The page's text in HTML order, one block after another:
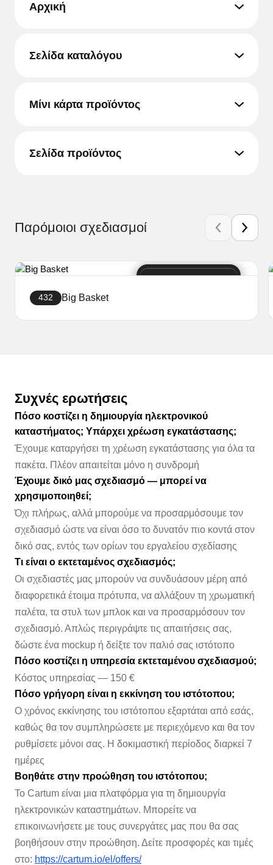
Αρχική
Σελίδα καταλόγου
Μίνι κάρτα προϊόντος
Σελίδα προϊόντος
Παρόμοιοι σχεδιασμοί
432 Big Basket
Συχνές ερωτήσεις
Πόσο κοστίζει η δημιουργία ηλεκτρονικού
καταστήματος; Υπάρχει χρέωση εγκατάστασης;
Έχουμε καταργήσει τη χρέωση εγκατάστασης για όλα τα
πακέτα. Πλέον απαιτείται μόνο η συνδρομή
Έχουμε δικό μας σχεδιασμό — μπορεί να
χρησιμοποιηθεί;
Όχι πλήρως, αλλά μπορούμε να προσαρμόσουμε τον
σχεδιασμό ώστε να είναι όσο το δυνατόν πιο κοντά στον
δικό σας, εντός των ορίων του εργαλείου σχεδίασης
Τι είναι ο εκτεταμένος σχεδιασμός;
Οι σχεδιαστές μας μπορούν να συνδυάσουν μέρη από
διαφορετικά έτοιμα πρότυπα, να αλλάξουν τη χρωματική
παλέτα, τα στυλ των μπλοκ και να προσαρμόσουν τον
σχεδιασμό. Απλώς περιγράψτε τις απαιτήσεις σας,
δώστε ένα mockup ή δείξτε τον παλιό σας ιστότοπο
Πόσο κοστίζει η υπηρεσία εκτεταμένου σχεδιασμού;
Κόστος υπηρεσίας — 150 €
Πόσο γρήγορη είναι η εκκίνηση του ιστότοπου;
Ο χρόνος εκκίνησης του ιστότοπου εξαρτάται από εσάς,
καθώς θα τον συμπληρώσετε με περιεχόμενο και θα τον
ρυθμίσετε μόνοι σας. Η δοκιμαστική περίοδος διαρκεί 7
ημέρες
Βοηθάτε στην προώθηση του ιστότοπου;
Το Cartum είναι μια πλατφόρμα για τη δημιουργία
ηλεκτρονικών καταστημάτων. Μπορείτε να
επικοινωνήσετε με τους συνεργάτες μας που θα σας
βοηθήσουν στην προώθηση. Δείτε προσφορές και τιμές
στο: https://cartum.io/el/offers/